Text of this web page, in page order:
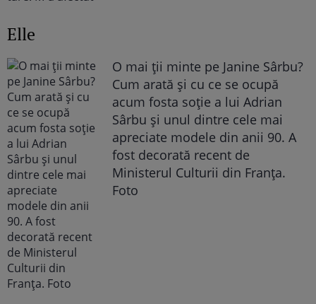
Elle
O mai ții minte pe Janine Sârbu?
Cum arată și cu ce se ocupă
acum fosta soție a lui Adrian
Sârbu și unul dintre cele mai
apreciate modele din anii 90. A
fost decorată recent de
Ministerul Culturii din Franța.
Foto